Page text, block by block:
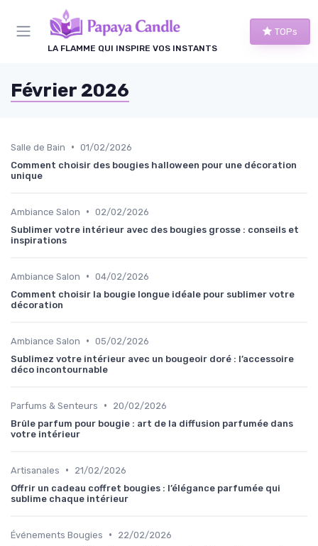
LA FLAMME QUI INSPIRE VOS INSTANTS
TOPs
Février 2026
Salle de Bain • 01/02/2026
Comment choisir des bougies halloween pour une décoration
unique
Ambiance Salon • 02/02/2026
Sublimer votre intérieur avec des bougies grosse : conseils et
inspirations
Ambiance Salon • 04/02/2026
Comment choisir la bougie longue idéale pour sublimer votre
décoration
Ambiance Salon • 05/02/2026
Sublimez votre intérieur avec un bougeoir doré : l’accessoire
déco incontournable
Parfums & Senteurs •
20/02/2026
Brûle parfum pour bougie : art de la diffusion parfumée dans
votre intérieur
Artisanales •
21/02/2026
Offrir un cadeau coffret bougies : l’élégance parfumée qui
sublime chaque intérieur
Événements Bougies •
22/02/2026
Panneau de gestion des cookies